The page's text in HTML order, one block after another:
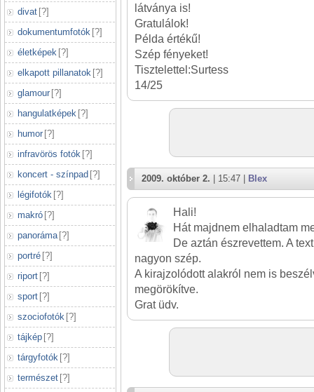
divat [?]
dokumentumfotók [?]
életképek [?]
elkapott pillanatok [?]
glamour [?]
hangulatképek [?]
humor [?]
infravörös fotók [?]
koncert - színpad [?]
légifotók [?]
makró [?]
panoráma [?]
portré [?]
riport [?]
sport [?]
szociofotók [?]
tájkép [?]
tárgyfotók [?]
természet [?]
látványa is!
Gratulálok!
Példa értékű!
Szép fényeket!
Tisztelettel:Surtess
14/25
2009. október 2. | 15:47 | Blex
Hali!
Hát majdnem elhaladtam
De aztán észrevettem. A
nagyon szép.
A kirajzolódott alakról nem is
megörökítve.
Grat üdv.